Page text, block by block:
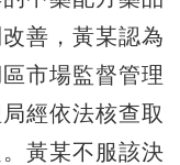
善，黃某認為
市場監督管理
經依法核查取
黃某不服該決